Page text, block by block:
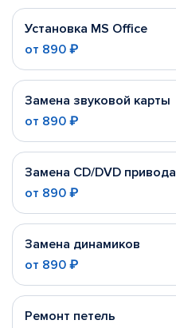
Установка MS Office
от 890 ₽
Замена звуковой карты
от 890 ₽
Замена CD/DVD привода
от 890 ₽
Замена динамиков
от 890 ₽
Ремонт петель